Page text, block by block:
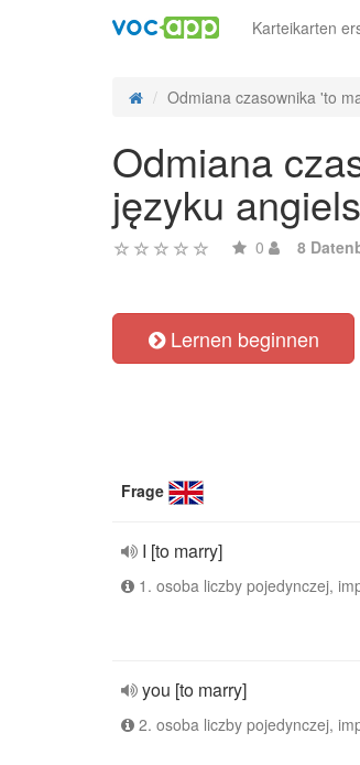
Karteikarten
Odmiana czasownika 'to
Odmiana
języku
0 8
Lernen beginnen
Frage
I [to marry]
1. osoba liczby pojedynczej,
you [to marry]
2. osoba liczby pojedynczej,